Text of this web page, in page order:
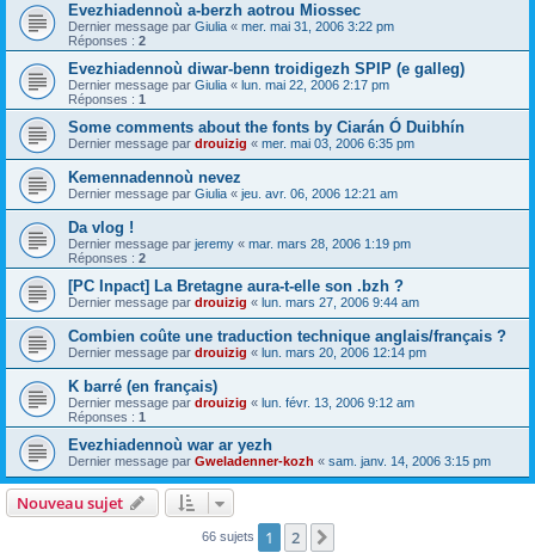
Evezhiadennoù a-berzh aotrou Miossec
Dernier message par Giulia « mer. mai 31, 2006 3:22 pm
Réponses : 2
Evezhiadennoù diwar-benn troidigezh SPIP (e galleg)
Dernier message par Giulia « lun. mai 22, 2006 2:17 pm
Réponses : 1
Some comments about the fonts by Ciarán Ó Duibhín
Dernier message par drouizig « mer. mai 03, 2006 6:35 pm
Kemennadennoù nevez
Dernier message par Giulia « jeu. avr. 06, 2006 12:21 am
Da vlog !
Dernier message par jeremy « mar. mars 28, 2006 1:19 pm
Réponses : 2
[PC Inpact] La Bretagne aura-t-elle son .bzh ?
Dernier message par drouizig « lun. mars 27, 2006 9:44 am
Combien coûte une traduction technique anglais/français ?
Dernier message par drouizig « lun. mars 20, 2006 12:14 pm
K barré (en français)
Dernier message par drouizig « lun. févr. 13, 2006 9:12 am
Réponses : 1
Evezhiadennoù war ar yezh
Dernier message par Gweladenner-kozh « sam. janv. 14, 2006 3:15 pm
Nouveau sujet
66 sujets 1 2